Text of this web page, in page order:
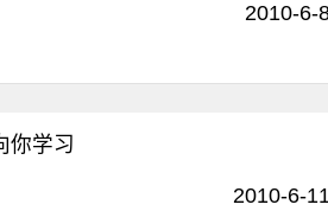
2010-6-
你学习
2010-6-